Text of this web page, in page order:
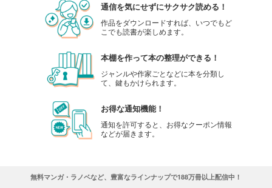
通信を気にせずにサクサク読める！
作品をダウンロードすれば、いつでもど
こでも読書が楽しめます。
本棚を作って本の整理ができる！
ジャンルや作家ごとなどに本を分類し
て、鍵もかけられます。
お得な通知機能！
通知を許可すると、お得なクーポン情報
などが届きます。
無料マンガ・ラノベなど、豊富なラインナップで188万冊以上配信中！